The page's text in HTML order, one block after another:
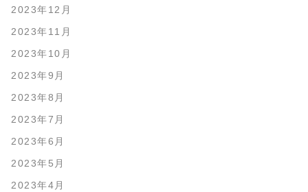
2023年12月
2023年11月
2023年10月
2023年9月
2023年8月
2023年7月
2023年6月
2023年5月
2023年4月